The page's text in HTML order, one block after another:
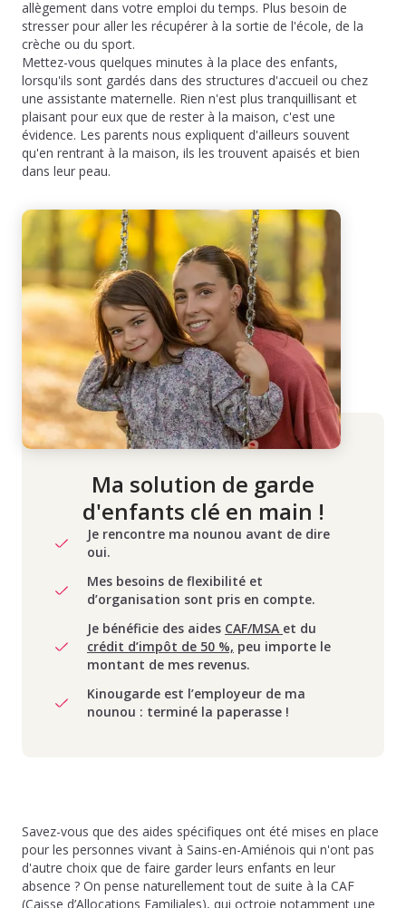
allègement dans votre emploi du temps. Plus besoin de
stresser pour aller les récupérer à la sortie de l'école, de la
crèche ou du sport.
Mettez-vous quelques minutes à la place des enfants,
lorsqu'ils sont gardés dans des structures d'accueil ou chez
une assistante maternelle. Rien n'est plus tranquillisant et
plaisant pour eux que de rester à la maison, c'est une
évidence. Les parents nous expliquent d'ailleurs souvent
qu'en rentrant à la maison, ils les trouvent apaisés et bien
dans leur peau.
Ma solution de garde
d'enfants clé en main !
Je rencontre ma nounou avant de dire
oui.
Mes besoins de flexibilité et
d’organisation sont pris en compte.
Je bénéficie des aides CAF/MSA et du
crédit d’impôt de 50 %, peu importe le
montant de mes revenus.
Kinougarde est l’employeur de ma
nounou : terminé la paperasse !
Savez-vous que des aides spécifiques ont été mises en place
pour les personnes vivant à Sains-en-Amiénois qui n'ont pas
d'autre choix que de faire garder leurs enfants en leur
absence ? On pense naturellement tout de suite à la CAF
(Caisse d’Allocations Familiales), qui octroie notamment une